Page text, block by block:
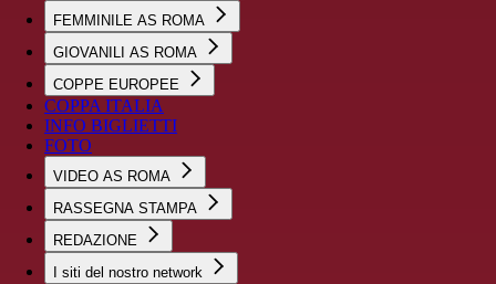
FEMMINILE AS ROMA
GIOVANILI AS ROMA
COPPE EUROPEE
COPPA ITALIA
INFO BIGLIETTI
FOTO
VIDEO AS ROMA
RASSEGNA STAMPA
REDAZIONE
I siti del nostro network